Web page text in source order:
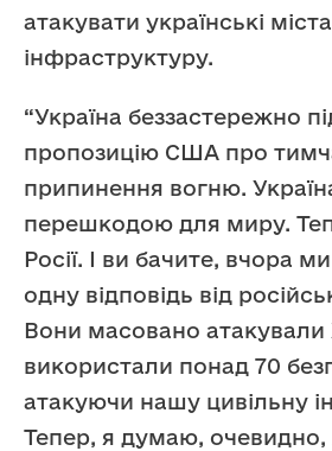
атакувати українські
інфраструктуру.
“Україна беззастережно
пропозицію США про
припинення вогню.
перешкодою для миру.
Росії. І ви бачите, вчора
одну відповідь від
Вони масовано атакували
використали понад 70
атакуючи нашу цивільну
Тепер, я думаю, очевидно,